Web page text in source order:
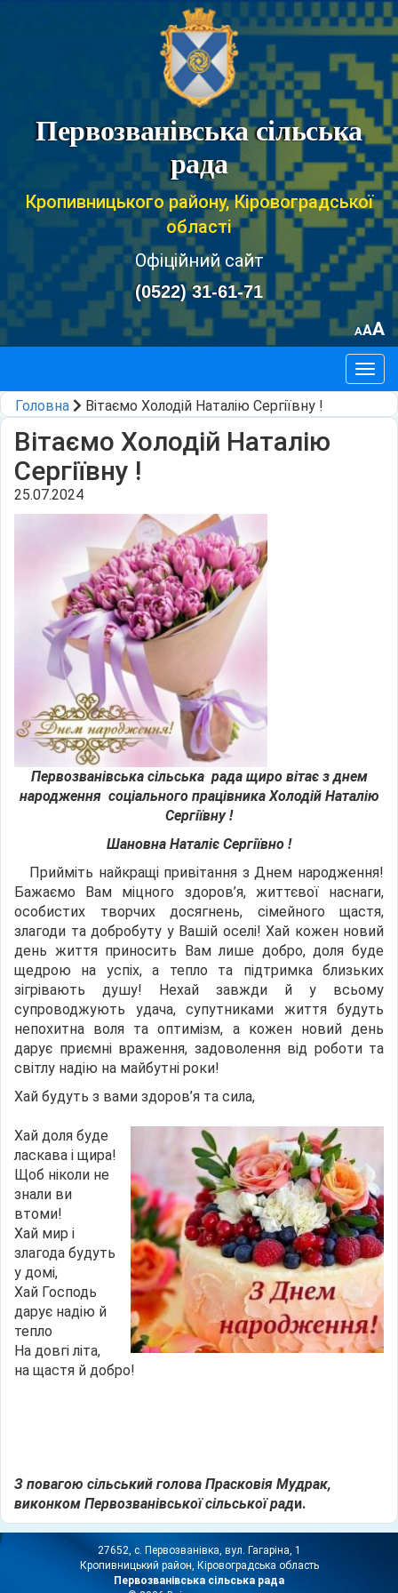
Первозванівська сільська
рада
Кропивницького району, Кіровоградської
області
Офіційний сайт
(0522) 31-61-71
AAA
Головна
Вітаємо Холодій Наталію Сергіївну !
Вітаємо Холодій Наталію
Сергіївну !
25.07.2024
Первозванівська сільська рада щиро вітаєз днем
народження соціального працівника Холодій Наталію
Сергіївну!
Шановна Наталіє Сергіївно !
Прийміть найкращі привітання з Днем народження!
Бажаємо Вам міцного здоров’я, життєвої наснаги,
особистих творчих досягнень, сімейного щастя,
злагоди та добробуту у Вашій оселі! Хай кожен новий
день життя приносить Вам лише добро, доля буде
щедрою на успіх, а тепло та підтримка близьких
зігрівають душу! Нехай завжди й у всьому
супроводжують удача, супутниками життя будуть
непохитна воля та оптимізм, а кожен новий день
дарує приємні враження, задоволення від роботи та
світлу надію на майбутні роки!
Хай будуть з вами здоров’я та сила,
Хай доля буде
ласкава і щира!
Щоб ніколи не
знали ви
втоми!
Хай мир і
злагода будуть
у домі,
Хай Господь
дарує надію й
тепло
На довгі літа,
на щастя й добро!
З повагою сільський голова Прасковія Мудрак,
виконком Первозванівської сільської ради.
27652, с. Первозванівка, вул. Гагаріна, 1
Кропивницький район, Кіровоградська область
Первозванівська сільська рада